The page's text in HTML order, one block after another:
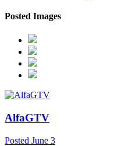
Posted Images
AlfaGTV
Posted June 3